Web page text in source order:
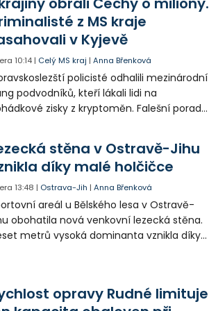
z MS kraje
v Kyjevě
10:14 | Celý MS kraj |Anna Břenková
policisté odhalili mezinárodní
podvodníků, kteří lákali lidi na
zisky z kryptoměn. Falešní poradci
až stovky milionů korun. Na padesátce
prohlídek v Kyjevě se podíleli i
vyšetřovatelé.
stěna v Ostravě-Jihu
díky malé holčičce
13:48 | Ostrava-Jih |Anna Břenková
areál u Bělského lesa v Ostravě-
obohatila nová venkovní lezecká stěna.
metrů vysoká dominanta vznikla díky
opravy Rudné limituje